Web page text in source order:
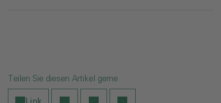
Teilen Sie diesen Artikel gerne